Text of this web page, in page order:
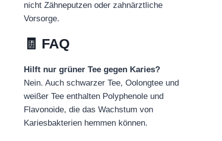
nicht Zähneputzen oder zahnärztliche
Vorsorge.
🧾 FAQ
Hilft nur grüner Tee gegen Karies?
Nein. Auch schwarzer Tee, Oolongtee und
weißer Tee enthalten Polyphenole und
Flavonoide, die das Wachstum von
Kariesbakterien hemmen können.